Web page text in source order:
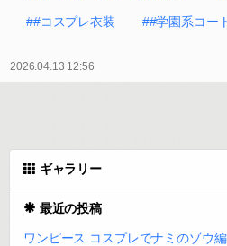
##コスプレ衣装 ##学園系コー
2026.04.13 12:56
ギャラリー
最近の投稿
ワンピース コスプレでナミのゾウ